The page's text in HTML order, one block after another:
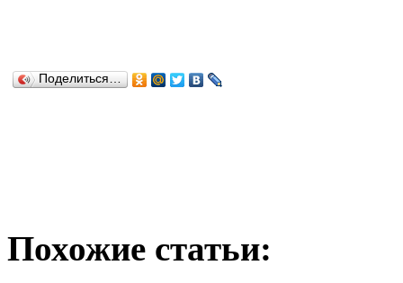
Поделиться…
Похожие статьи: